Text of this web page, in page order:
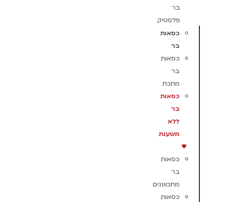
בר
פלסטיק
כסאות
בר
כסאות
בר
מתכת
כסאות
בר
ללא
משענת
כסאות
בר
מתכווננים
כסאות